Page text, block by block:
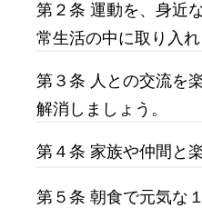
第２条 運動を、身近
常生活の中に取り入れ
第３条 人との交流を
解消しましょう。
第４条 家族や仲間と
第５条 朝食で元気な